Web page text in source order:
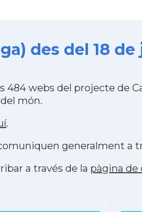
des del 18
484 webs del projecte de
món.
.
generalment a
a través de la pàgina de